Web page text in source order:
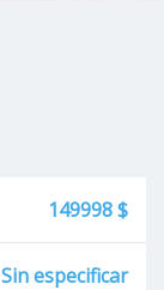
149998 $
Sin especificar